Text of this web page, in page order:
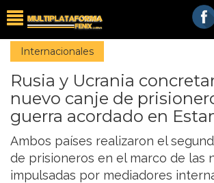
Internacionales
Rusia y Ucrania
nuevo canje de
guerra acordado en
Ambos países realizaron el
de prisioneros en el marco de las
impulsadas por mediadores